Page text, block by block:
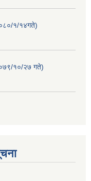
१/१४गते)
१०/२७ गते)